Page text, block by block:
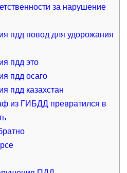
за нарушение
пдд повод для удорожания
пдд это
пдд осаго
пдд казахстан
из ГИБДД превратился в